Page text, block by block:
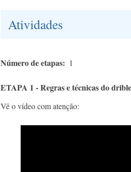
Atividades
Número de etapas 1
ETAPA 1 - Regras e técnicas do
Vê o vídeo com atenção: